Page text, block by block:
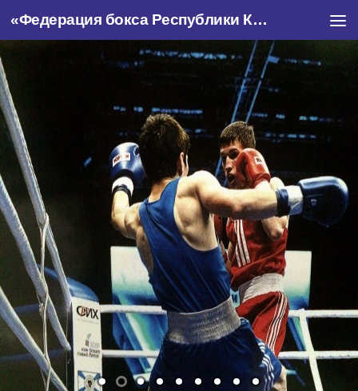
«Федерация бокса Республики Крым»